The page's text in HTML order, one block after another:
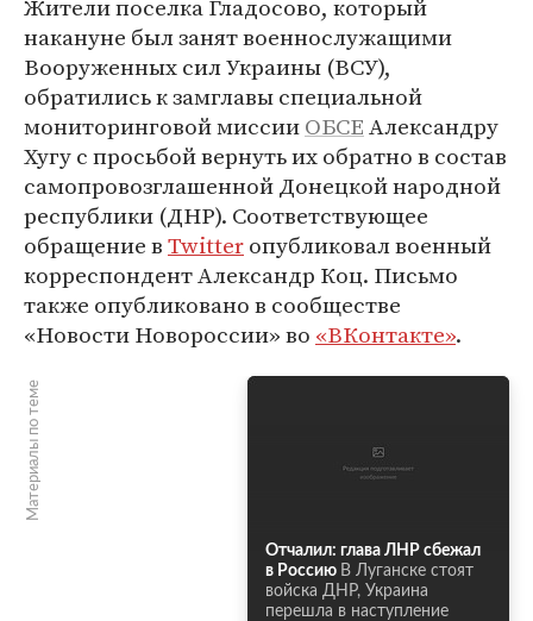
Жители поселка Гладосово, который
накануне был занят военнослужащими
Вооруженных сил Украины (ВСУ),
обратились к замглавы специальной
мониторинговой миссииОБСЕАлександру
Хугу с просьбой вернуть их обратно в состав
самопровозглашенной Донецкой народной
республики (ДНР). Соответствующее
обращение вTwitterопубликовал военный
корреспондент Александр Коц. Письмо
также опубликовано в сообществе
«Новости Новороссии» во «ВКонтакте».
Материалы по теме
Отчалил: глава ЛНР сбежал
в Россию В Луганске стоят
войска ДНР, Украина
перешла в наступление